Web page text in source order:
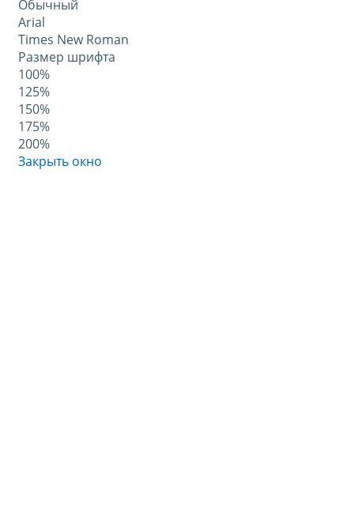
Обычный
Arial
Times New Roman
Размер шрифта
100%
125%
150%
175%
200%
Закрыть окно